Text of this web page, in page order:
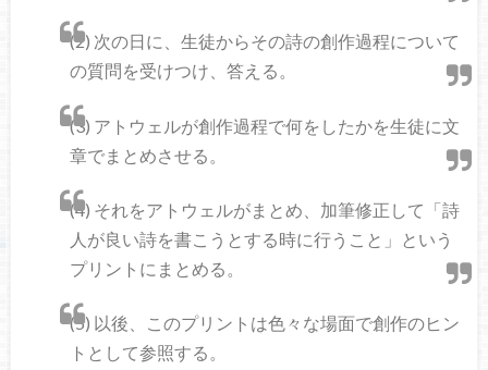
(2) 次の日に、生徒からその詩の創作過程について
の質問を受けつけ、答える。
(3) アトウェルが創作過程で何をしたかを生徒に文
章でまとめさせる。
(4) それをアトウェルがまとめ、加筆修正して「詩
人が良い詩を書こうとする時に行うこと」という
プリントにまとめる。
(5) 以後、このプリントは色々な場面で創作のヒン
トとして参照する。